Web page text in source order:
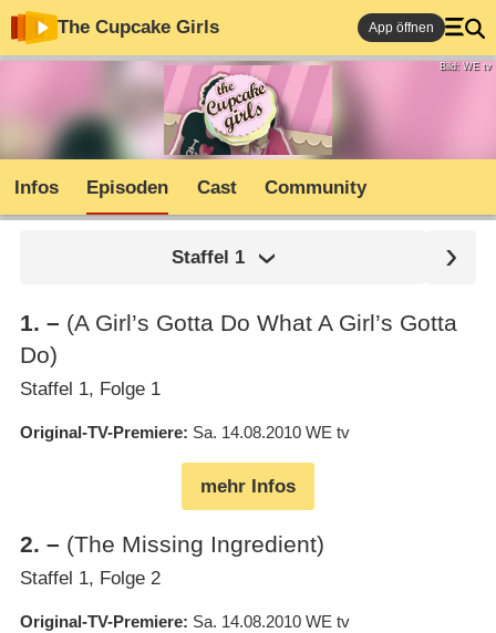
The Cupcake Girls App öffnen
Bild: WE tv
Infos Episoden Cast Community
Staffel 1
1. – (A Girl’s Gotta Do What A Girl’s Gotta
Do)
Staffel 1, Folge 1
Original-TV-Premiere Sa. 14.08.2010 WE tv
mehr Infos
2. – (The Missing Ingredient)
Staffel 1, Folge 2
Original-TV-Premiere Sa. 14.08.2010 WE tv